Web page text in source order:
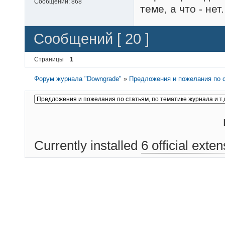
теме, а что -
Сообщений [ 20 ]
Страницы 1
Форум журнала "Downgrade" » Предложения и пожелания по
Currently installed 6 official